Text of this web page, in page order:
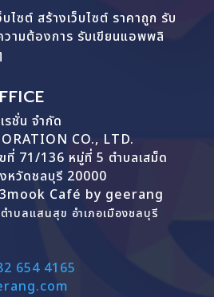
ไซต์ สร้างเว็บไซต์ ราคาถูก รับ
วามต้องการ รับเขียนแอพพลิ
รชั่น จำกัด
CO., LTD.
ที่ 71/136 หมู่ที่ 5 ตำบลเสม็ด
หวัดชลบุรี 20000
3mook Café by geerang
ตำบลแสนสุข อำเภอเมืองชลบุรี
654 4165